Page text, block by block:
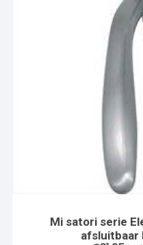
Mi satori serie
afsluitbaar